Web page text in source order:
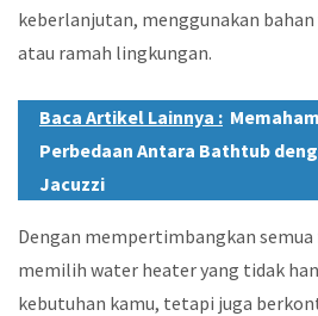
keberlanjutan, menggunakan
atau ramah lingkungan.
Baca Artikel Lainnya :
Perbedaan Antara Bathtub
Jacuzzi
Dengan mempertimbangkan
memilih water heater yang tidak
kebutuhan kamu, tetapi juga